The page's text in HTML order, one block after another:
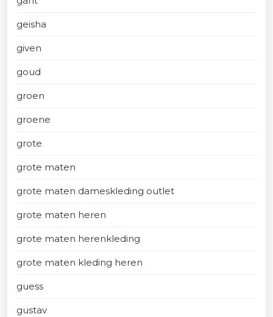
geisha
given
goud
groen
groene
grote
grote maten
grote maten dameskleding outlet
grote maten heren
grote maten herenkleding
grote maten kleding heren
guess
gustav